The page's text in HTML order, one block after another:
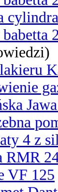
babetta
4 z
RMR
VF 125